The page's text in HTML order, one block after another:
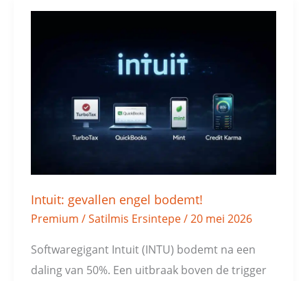
Intuit: gevallen engel bodemt!
Premium /Satilmis Ersintepe/ 20 mei 2026
Softwaregigant Intuit (INTU) bodemt na een
daling van 50%. Een uitbraak boven de trigger